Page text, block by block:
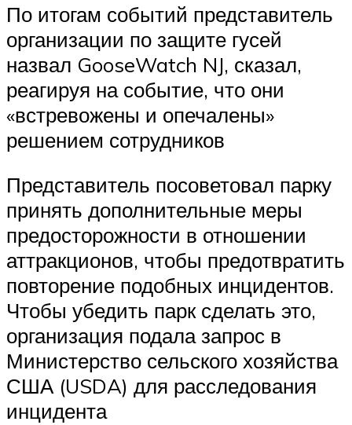
По итогам событий представитель
организации по защите гусей
назвал GooseWatch NJ, сказал,
реагируя на событие, что они
«встревожены и опечалены»
решением сотрудников
Представитель посоветовал парку
принять дополнительные меры
предосторожности в отношении
аттракционов, чтобы предотвратить
повторение подобных инцидентов.
Чтобы убедить парк сделать это,
организация подала запрос в
Министерство сельского хозяйства
США (USDA) для расследования
инцидента